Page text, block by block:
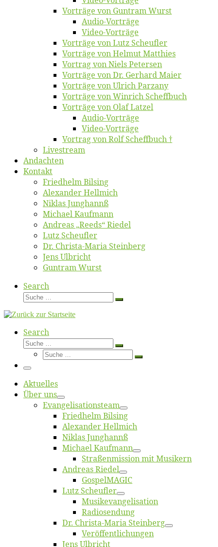
Vor­trä­ge von Gun­tram Wurst
Au­dio-Vor­trä­ge
Vi­deo-Vor­trä­ge
Vor­trä­ge von Lutz Scheufler
Vor­trä­ge von Hel­mut Matthies
Vor­trag von Niels Petersen
Vor­trä­ge von Dr. Ger­hard Maier
Vor­trä­ge von Ul­rich Parzany
Vor­trä­ge von Win­rich Scheffbuch
Vor­trä­ge von Olaf Latzel
Au­dio-Vor­trä­ge
Vi­deo-Vor­trä­ge
Vor­trag von Rolf Scheffbuch †
Live­stream
An­dach­ten
Kon­takt
Fried­helm Bilsing
Alex­an­der Hellmich
Ni­klas Junghannß
Mi­cha­el Kaufmann
An­dre­as „Reeds“ Riedel
Lutz Scheuf­ler
Dr. Chris­­ta-Ma­ria Steinberg
Jens Ulb­richt
Gun­tram Wurst
Search
Suche
Suche
Search
Suche
Suche
Suche
Suche
Menü
Ak­tu­el­les
Über uns
Evangelisa­tions­team
Fried­helm Bilsing
Alex­an­der Hellmich
Ni­klas Junghannß
Mi­cha­el Kaufmann
Straßenmis­sion mit Musikern
An­dre­as Riedel
Gos­pel­MA­GIC
Lutz Scheuf­ler
Musikevan­ge­li­sa­tion
Ra­dio­sen­dung
Dr. Chris­­ta-Ma­ria Steinberg
Ver­öf­fent­li­chun­gen
Jens Ulb­richt